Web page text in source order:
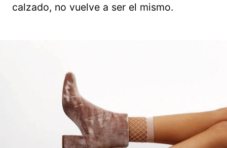
calzado, no vuelve a ser el mismo.